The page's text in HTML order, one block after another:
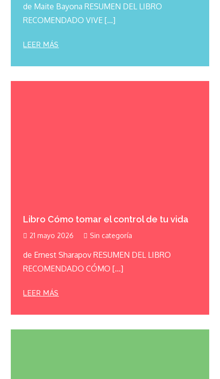
de Maite Bayona RESUMEN DEL LIBRO
RECOMENDADO VIVE […]
LEER MÁS
Libro Cómo tomar el control de tu vida
21 mayo 2026 Sin categoría
de Ernest Sharapov RESUMEN DEL LIBRO
RECOMENDADO CÓMO […]
LEER MÁS